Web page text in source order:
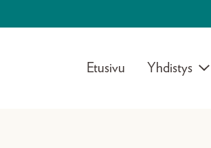
Etusivu Yhdistys